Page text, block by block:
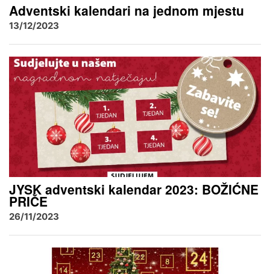
Adventski kalendari na jednom mjestu
13/12/2023
JYSK adventski kalendar 2023: BOŽIĆNE
PRIČE
26/11/2023